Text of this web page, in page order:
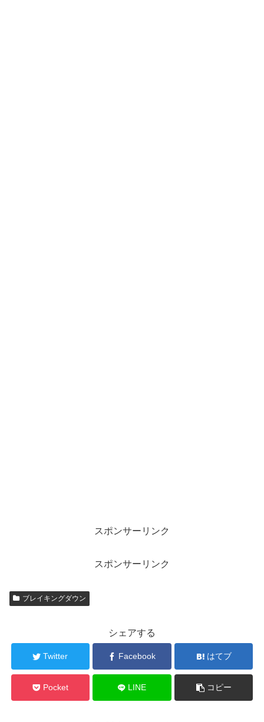
スポンサーリンク
スポンサーリンク
ブレイキングダウン
シェアする
Twitter Facebook はてブ
Pocket LINE コピー